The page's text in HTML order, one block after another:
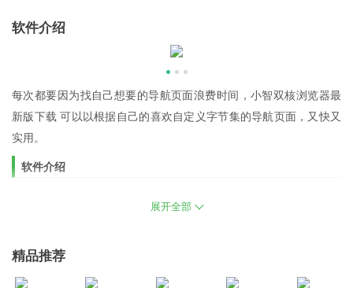
软件介绍
每次都要因为找自己想要的导航页面浪费时间，小智双核浏览器最
新版下载 可以以根据自己的喜欢自定义字节集的导航页面，又快又
实用。
软件介绍
双核浏览器，支持多台设备间云同步、鼠标手势等多项功能，既能
的购物、网银支付体验。
展开全部
精品推荐